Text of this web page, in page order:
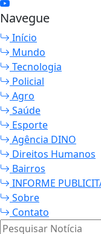
Navegue
Início
Mundo
Tecnologia
Policial
Agro
Saúde
Esporte
Agência DINO
Direitos Humanos
Bairros
INFORME
Sobre
Contato
Pesquisar Notícia